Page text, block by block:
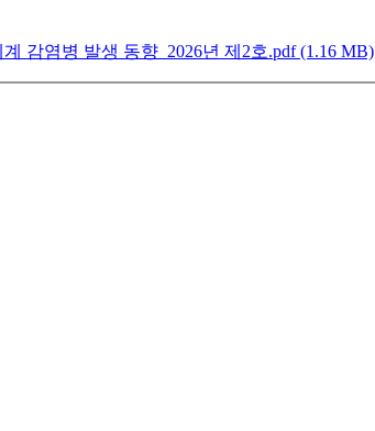
감염병 발생 동향_2026년 제2호.pdf (1.16 MB)